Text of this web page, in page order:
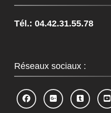
Tél.: 04.42.31.55.78
Réseaux sociaux :